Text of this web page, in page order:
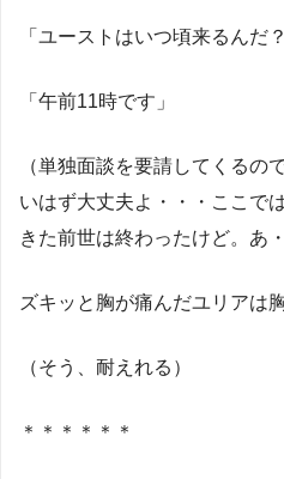
「ユーストはいつ頃来るんだ？
「午前11時です」
（単独面談を要請してくるの
いはず大丈夫よ・・・ここで
きた前世は終わったけど。あ・
ズキッと胸が痛んだユリアは
（そう、耐えれる）
＊＊＊＊＊＊